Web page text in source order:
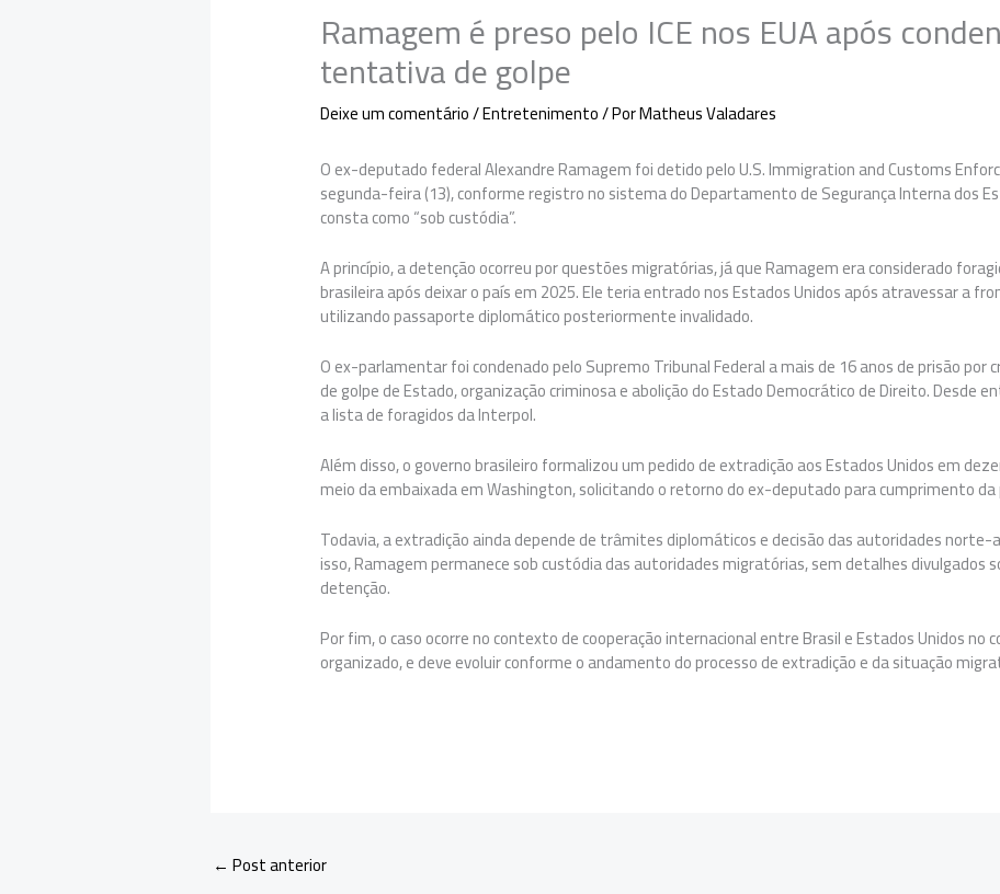
Ramagem é preso pelo ICE nos EUA após
tentativa de golpe
Deixe um comentário/Entretenimento/ PorMatheus Valadares
O ex-deputado federal Alexandre Ramagem foi detido pelo U.S. Immigration and Customs
segunda-feira (13), conforme registro no sistema do Departamento de Segurança Interna dos
consta como “sob custódia”.
A princípio, a detenção ocorreu por questões migratórias, já que Ramagem era considerado
brasileira após deixar o país em 2025. Ele teria entrado nos Estados Unidos após atravessar a
utilizando passaporte diplomático posteriormente invalidado.
O ex-parlamentar foi condenado pelo Supremo Tribunal Federal a mais de 16 anos de prisão
de golpe de Estado, organização criminosa e abolição do Estado Democrático de Direito. Desde
a lista de foragidos da Interpol.
Além disso, o governo brasileiro formalizou um pedido de extradição aos Estados Unidos em
meio da embaixada em Washington, solicitando o retorno do ex-deputado para cumprimento da
Todavia, a extradição ainda depende de trâmites diplomáticos e decisão das autoridades norte-
isso, Ramagem permanece sob custódia das autoridades migratórias, sem detalhes divulgados
detenção.
Por fim, o caso ocorre no contexto de cooperação internacional entre Brasil e Estados Unidos no
organizado, e deve evoluir conforme o andamento do processo de extradição e da situação
← Post anterior